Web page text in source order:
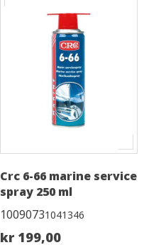
Crc 6-66 marine service
spray 250 ml
10090731041346
kr 199,00